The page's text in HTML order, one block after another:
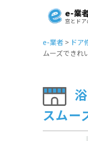
e-業
窓とド
e-業者 > ド
ムーズできれ
スムー